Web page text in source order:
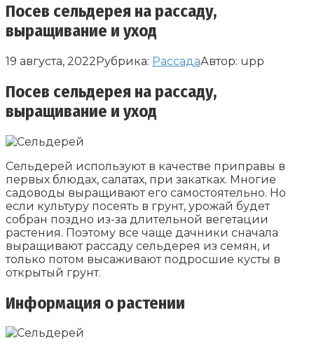
Посев сельдерея на рассаду,
выращивание и уход
19 августа, 2022Рубрика: РассадаАвтор: upp
Посев сельдерея на рассаду,
выращивание и уход
Сельдерей используют в качестве приправы в
первых блюдах, салатах, при закатках. Многие
садоводы выращивают его самостоятельно. Но
если культуру посеять в грунт, урожай будет
собран поздно из-за длительной вегетации
растения. Поэтому все чаще дачники сначала
выращивают рассаду сельдерея из семян, и
только потом высаживают подросшие кусты в
открытый грунт.
Информация о растении